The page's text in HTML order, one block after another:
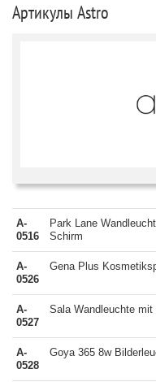
Артикулы Astro
A-
0516
Park Lane
Schirm
A-
0526
Gena Plus
A-
0527
Sala Wandleuchte
A-
0528
Goya 365 8w